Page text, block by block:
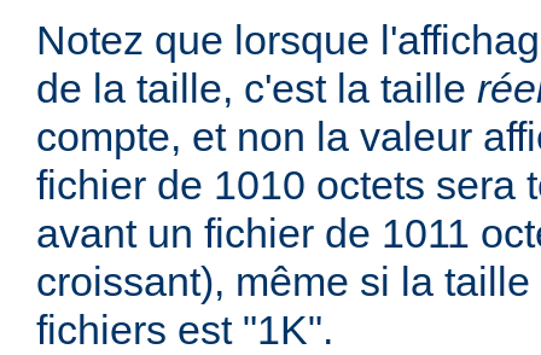
Notez que lorsque
de la taille, c'est la taille
compte, et non la valeur
fichier de 1010 octets sera
avant un fichier de 1011
croissant), même si la
fichiers est "1K".